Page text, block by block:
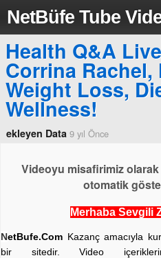
NetBüfe Tube
Health Q&A
Corrina Rachel,
Weight Loss,
Wellness!
ekleyen Data 9 yıl Önce
Videoyu misafirimiz
otomatik
Merhaba Sevgili
NetBufe.Com Kazanç amacıyla
bir sitedir. Video